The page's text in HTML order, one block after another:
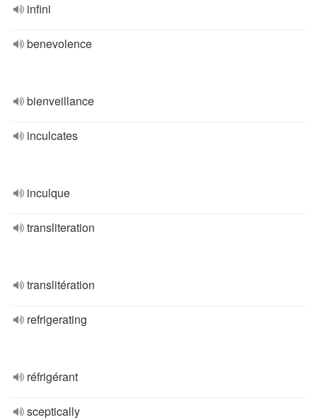
infini
benevolence
bienveillance
inculcates
inculque
transliteration
translitération
refrigerating
réfrigérant
sceptically